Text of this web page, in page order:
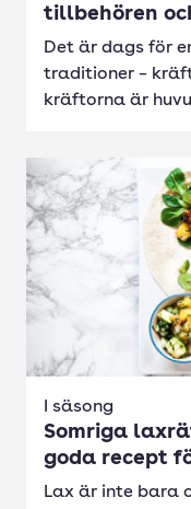
tillbehören
Det är dags för
traditioner –
kräftorna är
I säsong
Somriga
goda recept
Lax är inte bara